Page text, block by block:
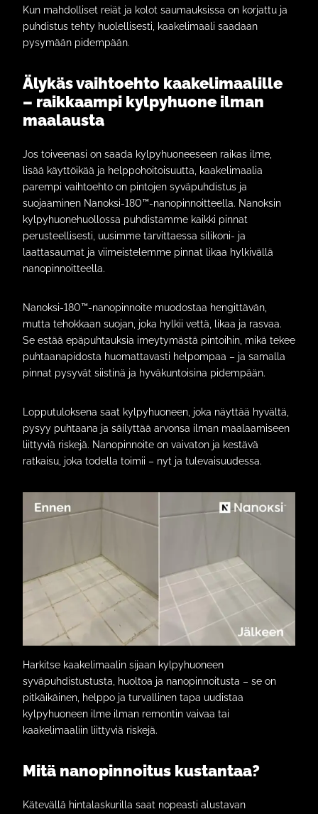
Kun mahdolliset reiät ja kolot saumauksissa on korjattu ja
puhdistus tehty huolellisesti, kaakelimaali saadaan
pysymään pidempään.
Älykäs vaihtoehto kaakelimaalille
– raikkaampi kylpyhuone ilman
maalausta
Jos toiveenasi on saada kylpyhuoneeseen raikas ilme,
lisää käyttöikää ja helppohoitoisuutta, kaakelimaalia
parempi vaihtoehto on pintojen syväpuhdistus ja
suojaaminen Nanoksi-180™-nanopinnoitteella. Nanoksin
kylpyhuonehuollossa puhdistamme kaikki pinnat
perusteellisesti, uusimme tarvittaessa silikoni- ja
laattasaumat ja viimeistelemme pinnat likaa hylkivällä
nanopinnoitteella.
Nanoksi-180™-nanopinnoite muodostaa hengittävän,
mutta tehokkaan suojan, joka hylkii vettä, likaa ja rasvaa.
Se estää epäpuhtauksia imeytymästä pintoihin, mikä tekee
puhtaanapidosta huomattavasti helpompaa – ja samalla
pinnat pysyvät siistinä ja hyväkuntoisina pidempään.
Lopputuloksena saat kylpyhuoneen, joka näyttää hyvältä,
pysyy puhtaana ja säilyttää arvonsa ilman maalaamiseen
liittyviä riskejä. Nanopinnoite on vaivaton ja kestävä
ratkaisu, joka todella toimii – nyt ja tulevaisuudessa.
Harkitse kaakelimaalin sijaan kylpyhuoneen
syväpuhdistustusta, huoltoa ja nanopinnoitusta – se on
pitkäikäinen, helppo ja turvallinen tapa uudistaa
kylpyhuoneen ilme ilman remontin vaivaa tai
kaakelimaaliin liittyviä riskejä.
Mitä nanopinnoitus kustantaa?
Kätevällä hintalaskurilla saat nopeasti alustavan